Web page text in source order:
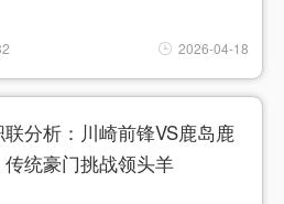
2026-04-18
联分析：川崎前锋VS鹿岛鹿
传统豪门挑战领头羊